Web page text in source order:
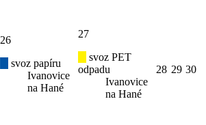
26
svoz papíru
Ivanovice
na Hané
27
svoz PET
odpadu
Ivanovice
na Hané
28 29 30